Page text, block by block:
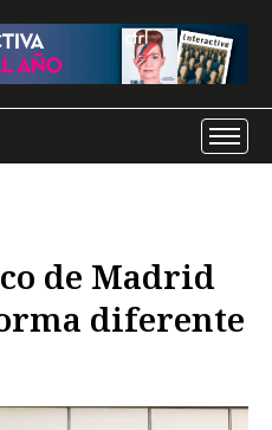
de Madrid
diferente